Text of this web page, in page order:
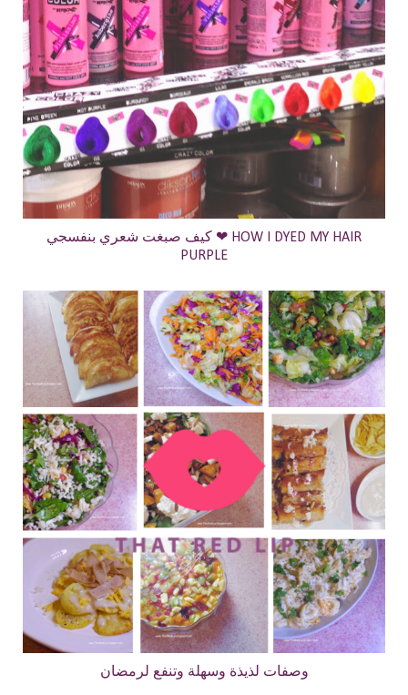
كيف صبغت شعري بنفسجي ❤ HOW I DYED MY HAIR
PURPLE
وصفات لذيذة وسهلة وتنفع لرمضان